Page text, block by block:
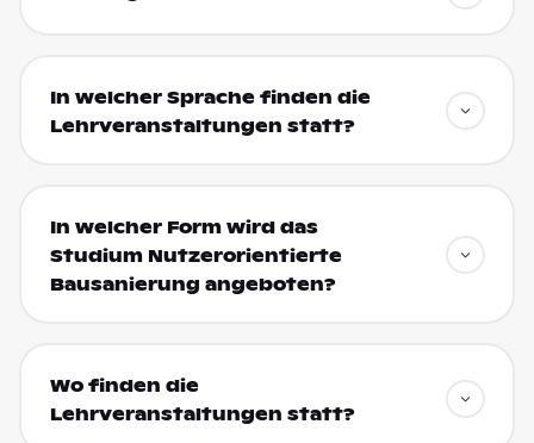
In welcher Sprache finden die
Lehrveranstaltungen statt?
In welcher Form wird das
Studium Nutzerorientierte
Bausanierung angeboten?
Wo finden die
Lehrveranstaltungen statt?